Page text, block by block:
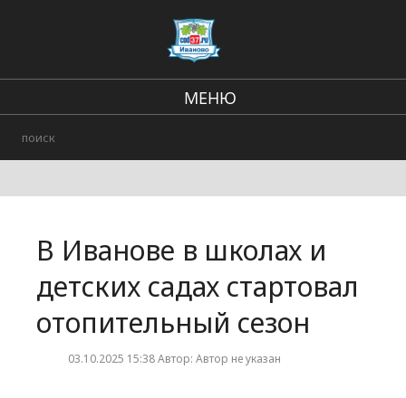
МЕНЮ
Городские события
В Иванове в школах и
детских садах стартовал
отопительный сезон
03.10.2025 15:38 Автор: Автор не указан